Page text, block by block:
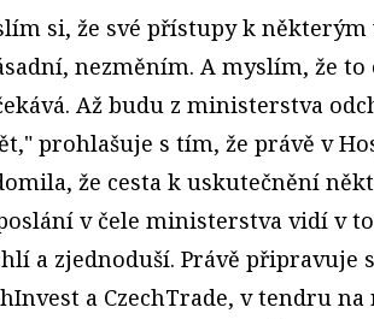
si, že své přístupy k
nezměním. A myslím, že
Až budu z ministerstva
prohlašuje s tím, že právě v
že cesta k uskutečnění
v čele ministerstva vidí v
a zjednoduší. Právě připravuje
a CzechTrade, v tendru